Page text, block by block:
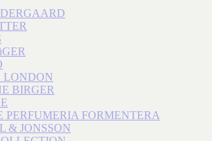
LONDON
BIRGER
PERFUMERIA FORMENTERA
& JONSSON